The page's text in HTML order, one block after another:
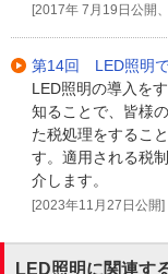
[2017年 7月19日公開
第14回 LED照明
LED照明の導入を
知ることで、皆様
た税処理をするこ
す。適用される税
介します。
[2023年11月27日公開]
LED照明に関連す